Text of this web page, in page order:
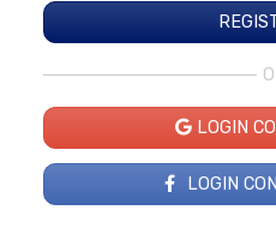
O
LOGIN
LOGIN